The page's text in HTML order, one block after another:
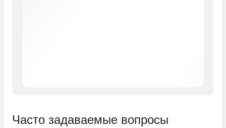
Часто задаваемые вопросы